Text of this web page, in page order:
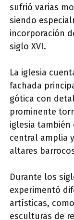
sufrió varias
siendo
incorporación
siglo XVI.
La iglesia
fachada
gótica con
prominente
iglesia también
central amplia
altares
Durante los
experimentó
artísticas,
esculturas de